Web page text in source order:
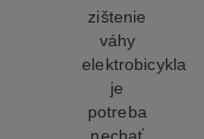
zištenie
váhy
elektrobicykla
je
potreba